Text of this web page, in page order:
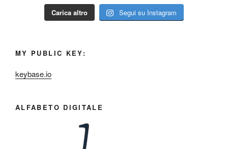
Carica altro Segui su Instagram
MY PUBLIC KEY:
keybase.io
ALFABETO DIGITALE